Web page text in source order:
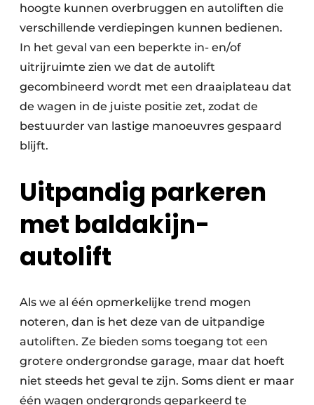
hoogte kunnen overbruggen en autoliften die
verschillende verdiepingen kunnen bedienen.
In het geval van een beperkte in- en/of
uitrijruimte zien we dat de autolift
gecombineerd wordt met een draaiplateau dat
de wagen in de juiste positie zet, zodat de
bestuurder van lastige manoeuvres gespaard
blijft.
Uitpandig parkeren
met baldakijn-
autolift
Als we al één opmerkelijke trend mogen
noteren, dan is het deze van de uitpandige
autoliften. Ze bieden soms toegang tot een
grotere ondergrondse garage, maar dat hoeft
niet steeds het geval te zijn. Soms dient er maar
één wagen ondergronds geparkeerd te